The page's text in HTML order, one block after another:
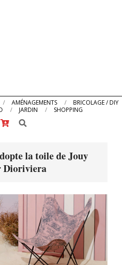
AMÉNAGEMENTS
BRICOLAGE / DIY
JARDIN
SHOPPING
Search
la toile de Jouy
Dioriviera